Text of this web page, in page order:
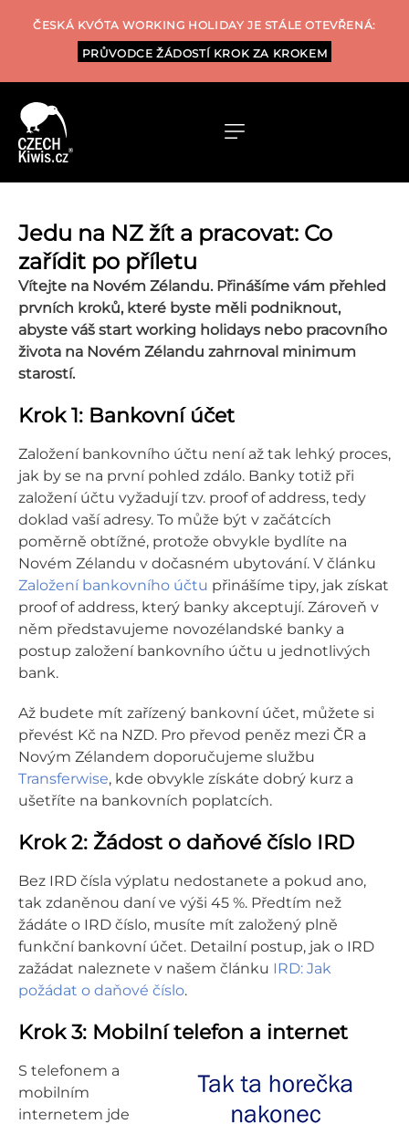
ČESKÁ KVÓTA WORKING HOLIDAY JE STÁLE OTEVŘENÁ:
PRŮVODCE ŽÁDOSTÍ KROK ZA KROKEM
Jedu na NZ žít a pracovat: Co
zařídit po příletu
Vítejte na Novém Zélandu. Přinášíme vám přehled
prvních kroků, které byste měli podniknout,
abyste váš start working holidays nebo pracovního
života na Novém Zélandu zahrnoval minimum
starostí.
Krok 1: Bankovní účet
Založení bankovního účtu není až tak lehký proces,
jak by se na první pohled zdálo. Banky totiž při
založení účtu vyžadují tzv. proof of address, tedy
doklad vaší adresy. To může být v začátcích
poměrně obtížné, protože obvykle bydlíte na
Novém Zélandu v dočasném ubytování. V článku
Založení bankovního účtu přinášíme tipy, jak získat
proof of address, který banky akceptují. Zároveň v
něm představujeme novozélandské banky a
postup založení bankovního účtu u jednotlivých
bank.
Až budete mít zařízený bankovní účet, můžete si
převést Kč na NZD. Pro převod peněz mezi ČR a
Novým Zélandem doporučujeme službu
Transferwise, kde obvykle získáte dobrý kurz a
ušetříte na bankovních poplatcích.
Krok 2: Žádost o daňové číslo IRD
Bez IRD čísla výplatu nedostanete a pokud ano,
tak zdaněnou daní ve výši 45 %. Předtím než
žádáte o IRD číslo, musíte mít založený plně
funkční bankovní účet. Detailní postup, jak o IRD
zažádat naleznete v našem článku IRD: Jak
požádat o daňové číslo.
Krok 3: Mobilní telefon a internet
S telefonem a
mobilním
internetem jde